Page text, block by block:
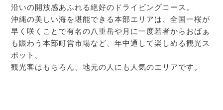
沿いの開放感あふれる絶好のドライビングコース。
沖縄の美しい海を堪能できる本部エリアは、全国一桜が
早く咲くことで有名の八重岳や月に一度若者からおばぁ
も賑わう本部町営市場など、年中通して楽しめる観光ス
ポット。
観光客はもちろん、地元の人にも人気のエリアです。